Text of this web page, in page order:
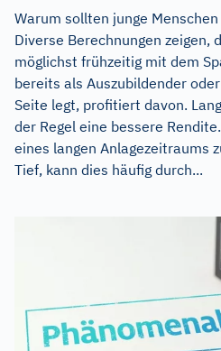
Warum sollten junge Menschen
Diverse Berechnungen zeigen,
möglichst frühzeitig mit dem
bereits als Auszubildender
Seite legt, profitiert davon.
der Regel eine bessere
eines langen Anlagezeitraums
Tief, kann dies häufig durch...